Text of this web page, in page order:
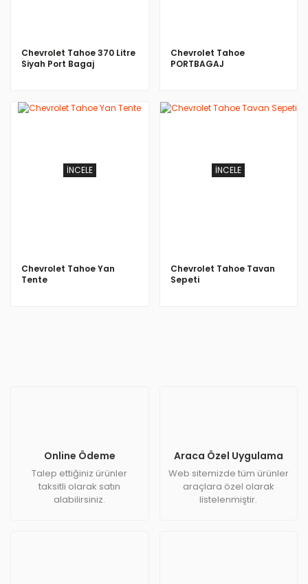
Chevrolet Tahoe 370 Litre
Siyah Port Bagaj
Chevrolet Tahoe
PORTBAGAJ
İNCELE
Chevrolet Tahoe Yan
Tente
İNCELE
Chevrolet Tahoe Tavan
Sepeti
Online Ödeme
Talep ettiğiniz ürünler
taksitli olarak satın
alabilirsiniz.
Araca Özel Uygulama
Web sitemizde tüm ürünler
araçlara özel olarak
listelenmiştir.